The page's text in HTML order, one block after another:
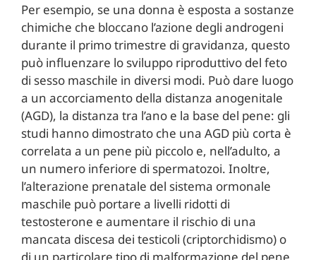
Per esempio, se una donna è esposta a sostanze
chimiche che bloccano l’azione degli androgeni
durante il primo trimestre di gravidanza, questo
può influenzare lo sviluppo riproduttivo del feto
di sesso maschile in diversi modi. Può dare luogo
a un accorciamento della distanza anogenitale
(AGD), la distanza tra l’ano e la base del pene: gli
studi hanno dimostrato che una AGD più corta è
correlata a un pene più piccolo e, nell’adulto, a
un numero inferiore di spermatozoi. Inoltre,
l’alterazione prenatale del sistema ormonale
maschile può portare a livelli ridotti di
testosterone e aumentare il rischio di una
mancata discesa dei testicoli (criptorchidismo) o